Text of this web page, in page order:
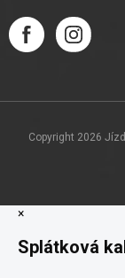
Copyright 2026
×
Splátková